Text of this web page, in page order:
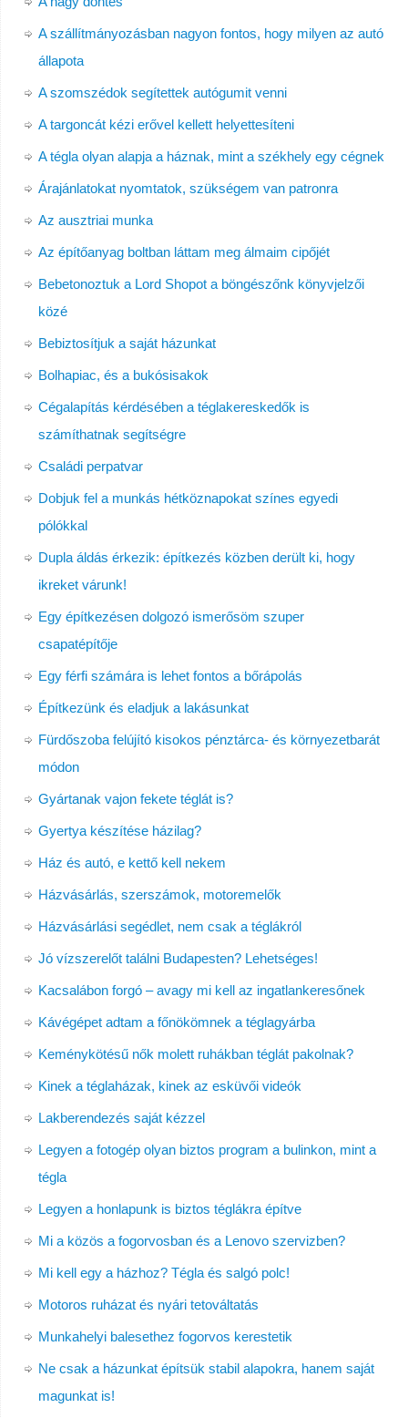
A szállítmányozásban nagyon fontos, hogy milyen az autó
állapota
A szomszédok segítettek autógumit venni
A targoncát kézi erővel kellett helyettesíteni
A tégla olyan alapja a háznak, mint a székhely egy cégnek
Árajánlatokat nyomtatok, szükségem van patronra
Az ausztriai munka
Az építőanyag boltban láttam meg álmaim cipőjét
Bebetonoztuk a Lord Shopot a böngészőnk könyvjelzői
közé
Bebiztosítjuk a saját házunkat
Bolhapiac, és a bukósisakok
Cégalapítás kérdésében a téglakereskedők is
számíthatnak segítségre
Családi perpatvar
Dobjuk fel a munkás hétköznapokat színes egyedi
pólókkal
Dupla áldás érkezik: építkezés közben derült ki, hogy
ikreket várunk!
Egy építkezésen dolgozó ismerősöm szuper
csapatépítője
Egy férfi számára is lehet fontos a bőrápolás
Építkezünk és eladjuk a lakásunkat
Fürdőszoba felújító kisokos pénztárca- és környezetbarát
módon
Gyártanak vajon fekete téglát is?
Gyertya készítése házilag?
Ház és autó, e kettő kell nekem
Házvásárlás, szerszámok, motoremelők
Házvásárlási segédlet, nem csak a téglákról
Jó vízszerelőt találni Budapesten? Lehetséges!
Kacsalábon forgó – avagy mi kell az ingatlankeresőnek
Kávégépet adtam a főnökömnek a téglagyárba
Keménykötésű nők molett ruhákban téglát pakolnak?
Kinek a téglaházak, kinek az esküvői videók
Lakberendezés saját kézzel
Legyen a fotogép olyan biztos program a bulinkon, mint a
tégla
Legyen a honlapunk is biztos téglákra építve
Mi a közös a fogorvosban és a Lenovo szervizben?
Mi kell egy a házhoz? Tégla és salgó polc!
Motoros ruházat és nyári tetováltatás
Munkahelyi balesethez fogorvos kerestetik
Ne csak a házunkat építsük stabil alapokra, hanem saját
magunkat is!